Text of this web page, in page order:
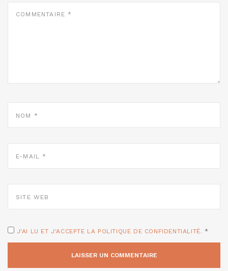
COMMENTAIRE
NOM
E-
MAIL
SITE
WEB
J'AI LU ET J'ACCEPTE LA POLITIQUE DE CONFIDENTIALITÉ. *